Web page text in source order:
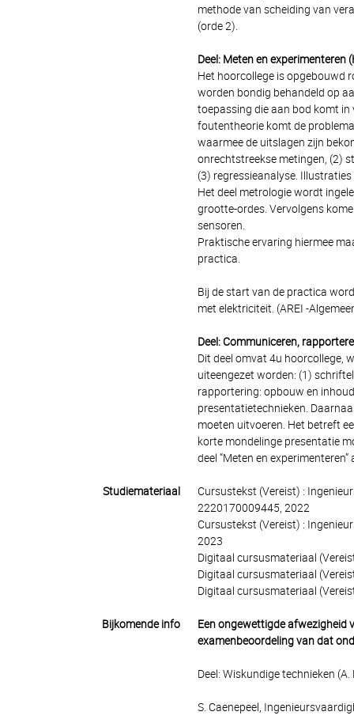
methode van scheiding van
(orde 2).
Deel: Meten en experimenteren
Het hoorcollege is opgebouwd
worden bondig behandeld op
toepassing die aan bod komt in
foutentheorie komt de
waarmee de uitslagen zijn
onrechtstreekse metingen, (2)
(3) regressieanalyse.
Het deel metrologie wordt
grootte-ordes. Vervolgens
sensoren.
Praktische ervaring hiermee
practica.
Bij de start van de practica
met elektriciteit. (AREI -
Deel: Communiceren,
Dit deel omvat 4u hoorcollege,
uiteengezet worden: (1)
rapportering: opbouw en
presentatietechnieken.
moeten uitvoeren. Het betreft
korte mondelinge presentatie
deel “Meten en experimenteren”
Studiemateriaal
Cursustekst (Vereist) :
2220170009445, 2022
Cursustekst (Vereist) :
2023
Digitaal cursusmateriaal
Digitaal cursusmateriaal
Digitaal cursusmateriaal
Bijkomende info
Een ongewettigde afwezigheid
examenbeoordeling van dat
Deel: Wiskundige technieken
S. Caenepeel,